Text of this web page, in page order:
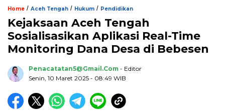
Home / Aceh Tengah / Hukum / Pendidikan
Kejaksaan Aceh Tengah
Sosialisasikan Aplikasi Real-Time
Monitoring Dana Desa di Bebesen
Penacatatan5@gmail.com - Editor
Senin, 10 Maret 2025 - 08:49 WIB